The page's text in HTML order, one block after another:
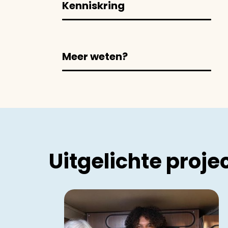
Kenniskring
Meer weten?
Uitgelichte